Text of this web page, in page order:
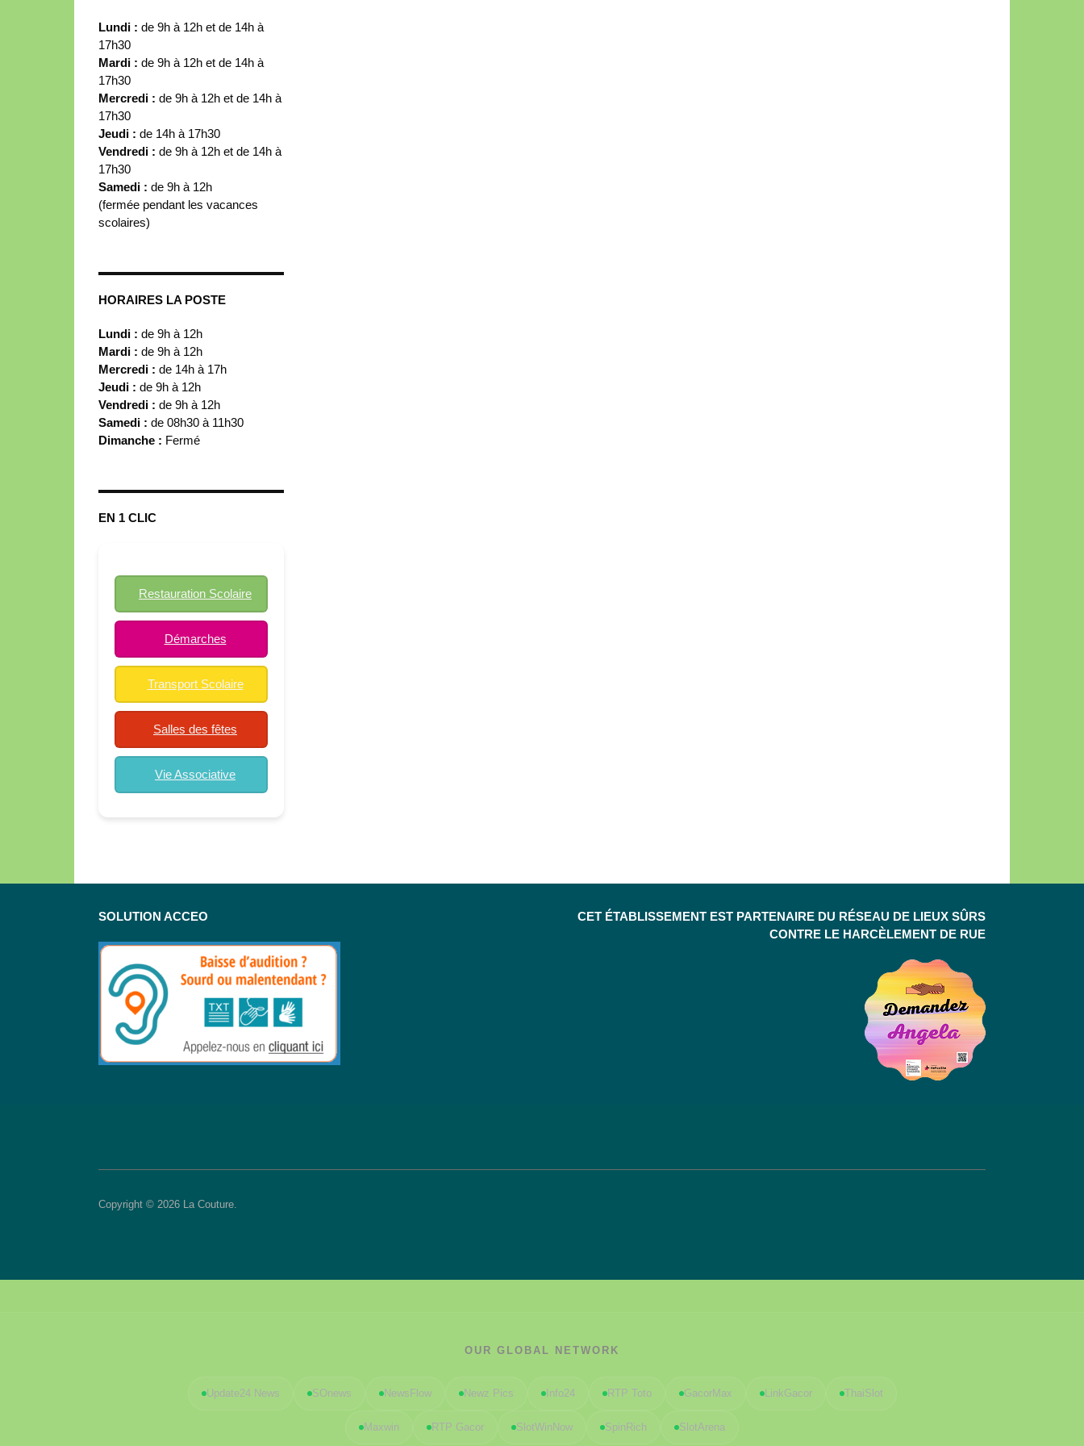
Lundi : de 9h à 12h et de 14h à
17h30
Mardi : de 9h à 12h et de 14h à
17h30
Mercredi : de 9h à 12h et de 14h à
17h30
Jeudi : de 14h à 17h30
Vendredi : de 9h à 12h et de 14h à
17h30
Samedi : de 9h à 12h
(fermée pendant les vacances
scolaires)
HORAIRES LA POSTE
Lundi : de 9h à 12h
Mardi : de 9h à 12h
Mercredi : de 14h à 17h
Jeudi : de 9h à 12h
Vendredi : de 9h à 12h
Samedi : de 08h30 à 11h30
Dimanche : Fermé
EN 1 CLIC
Restauration Scolaire
Démarches
Transport Scolaire
Salles des fêtes
Vie Associative
SOLUTION ACCEO
CET ÉTABLISSEMENT EST PARTENAIRE DU RÉSEAU DE LIEUX SÛRS
CONTRE LE HARCÈLEMENT DE RUE
Copyright © 2026 La Couture.
OUR GLOBAL NETWORK
Update24 News SOnews NewsFlow Newz Pics Info24 RTP Toto GacorMax LinkGacor ThaiSlot
Maxwin RTP Gacor SlotWinNow SpinRich SlotArena